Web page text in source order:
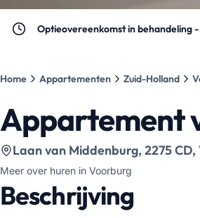
Optieovereenkomst in behandeling
Home Appartementen Zuid-Holland
Appartement
Bekijk locatie op kaart :
Laan van Middenburg, 2275
Meer over huren in Voorburg
Beschrijving